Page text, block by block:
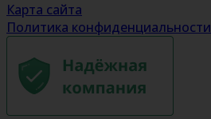
Карта сайта
Политика конфиденциальности